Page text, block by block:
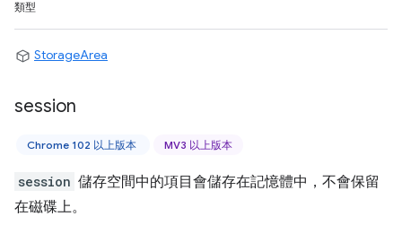
類型
StorageArea
session
Chrome 102 以上版本 MV3 以上版本
session 儲存空間中的項目會儲存在記憶體中，不會保留
在磁碟上。